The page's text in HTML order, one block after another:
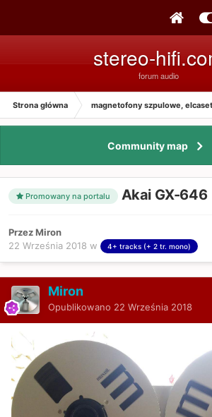
stereo-
forum audio
Strona główna magnetofony szpulowe, elcaset
Community map
Promowany na portalu Akai GX-646
Przez Miron
22 Września 2018 w 4+ tracks (+ 2 tr. mono)
Miron
Opublikowano 22 Września 2018